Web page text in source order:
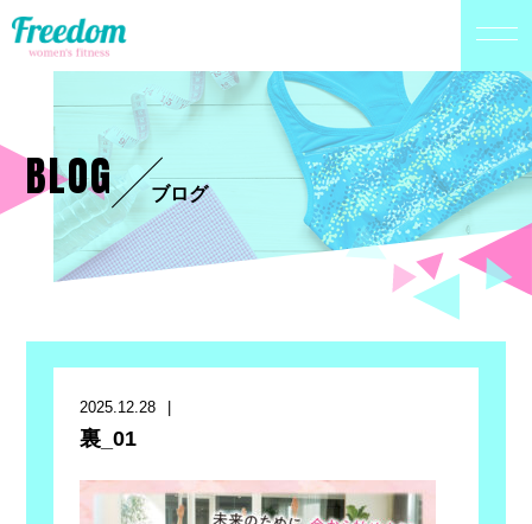
BLOG ブログ
2025.12.28
裏_01